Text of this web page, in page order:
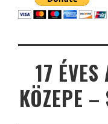
17
KÖZEPE